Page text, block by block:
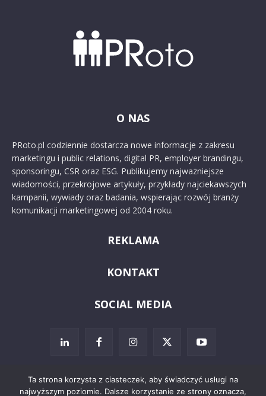
O NAS
PRoto.pl codziennie dostarcza nowe informacje z zakresu
marketingu i public relations, digital PR, employer brandingu,
sponsoringu, CSR oraz ESG. Publikujemy najważniejsze
wiadomości, przekrojowe artykuły, przykłady najciekawszych
kampanii, wywiady oraz badania, wspierając rozwój branży
komunikacji marketingowej od 2004 roku.
REKLAMA
KONTAKT
SOCIAL MEDIA
Ta strona korzysta z ciasteczek, aby świadczyć usługi na
najwyższym poziomie. Dalsze korzystanie ze strony oznacza,